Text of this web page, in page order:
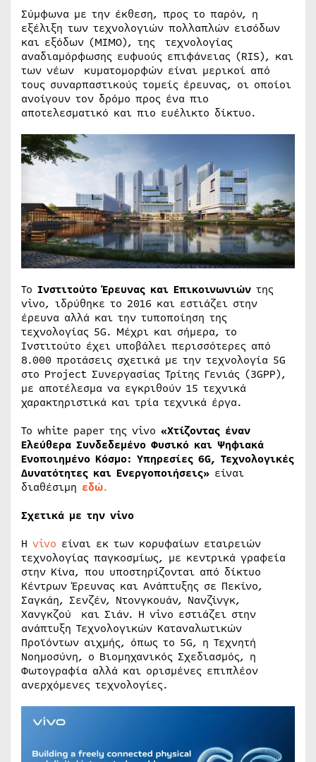
Σύμφωνα με την έκθεση, προς το παρόν, η
εξέλιξη των τεχνολογιών πολλαπλών εισόδων
και εξόδων (MIMO), της τεχνολογίας
αναδιαμόρφωσης ευφυούς επιφάνειας (RIS), και
των νέων κυματομορφών είναι μερικοί από
τους συναρπαστικούς τομείς έρευνας, οι οποίοι
ανοίγουν τον δρόμο προς ένα πιο
αποτελεσματικό και πιο ευέλικτο δίκτυο.
Το Ινστιτούτο Έρευνας και Επικοινωνιών της
vivo, ιδρύθηκε το 2016 και εστιάζει στην
έρευνα αλλά και την τυποποίηση της
τεχνολογίας 5G. Μέχρι και σήμερα, το
Ινστιτούτο έχει υποβάλει περισσότερες από
8.000 προτάσεις σχετικά με την τεχνολογία 5G
στο Project Συνεργασίας Τρίτης Γενιάς (3GPP),
με αποτέλεσμα να εγκριθούν 15 τεχνικά
χαρακτηριστικά και τρία τεχνικά έργα.
Το white paper της vivo «Χτίζοντας έναν
Ελεύθερα Συνδεδεμένο Φυσικό και Ψηφιακά
Ενοποιημένο Κόσμο: Υπηρεσίες 6G, Τεχνολογικές
Δυνατότητες και Ενεργοποιήσεις» είναι
διαθέσιμη εδώ.
Σχετικά με την vivo
Η vivo είναι εκ των κορυφαίων εταιρειών
τεχνολογίας παγκοσμίως, με κεντρικά γραφεία
στην Κίνα, που υποστηρίζονται από δίκτυο
Κέντρων Έρευνας και Ανάπτυξης σε Πεκίνο,
Σαγκάη, Σενζέν, Ντονγκουάν, Νανζίνγκ,
Χανγκζού και Σιάν. Η vivo εστιάζει στην
ανάπτυξη Τεχνολογικών Καταναλωτικών
Προϊόντων αιχμής, όπως το 5G, η Τεχνητή
Νοημοσύνη, ο Βιομηχανικός Σχεδιασμός, η
Φωτογραφία αλλά και ορισμένες επιπλέον
ανερχόμενες τεχνολογίες.